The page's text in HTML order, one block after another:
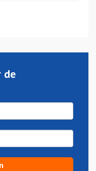
de